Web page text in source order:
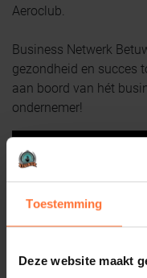
Toestemming
Deze website maakt
Aeroclub.
Business Netwerk
gezondheid en succes
aan boord van hét
ondernemer!